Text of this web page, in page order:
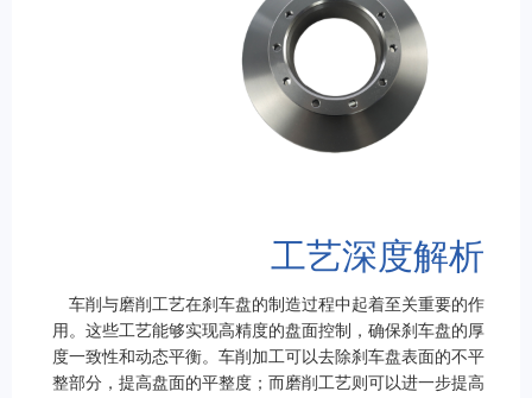
工艺深度解析
车削与磨削工艺在刹车盘的制造过程中起着至关重要的作
用。这些工艺能够实现高精度的盘面控制，确保刹车盘的厚
度一致性和动态平衡。车削加工可以去除刹车盘表面的不平
整部分，提高盘面的平整度；而磨削工艺则可以进一步提高